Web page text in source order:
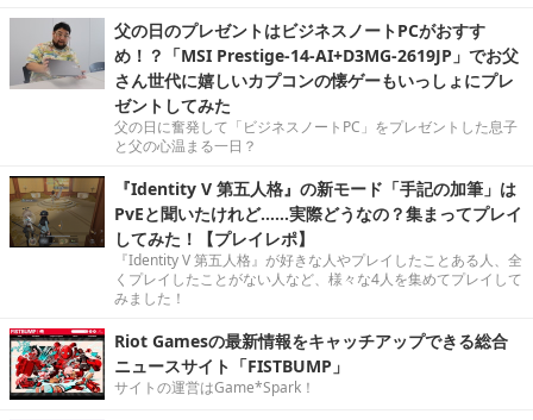
父の日のプレゼントはビジネスノートPCがおすす
め！？「MSI Prestige-14-AI+D3MG-2619JP」でお父
さん世代に嬉しいカプコンの懐ゲーもいっしょにプレ
ゼントしてみた
父の日に奮発して「ビジネスノートPC」をプレゼントした息子
と父の心温まる一日？
『Identity V 第五人格』の新モード「手記の加筆」は
PvEと聞いたけれど……実際どうなの？集まってプレイ
してみた！【プレイレポ】
『Identity V 第五人格』が好きな人やプレイしたことある人、全
くプレイしたことがない人など、様々な4人を集めてプレイして
みました！
Riot Gamesの最新情報をキャッチアップできる総合
ニュースサイト「FISTBUMP」
サイトの運営はGame*Spark！